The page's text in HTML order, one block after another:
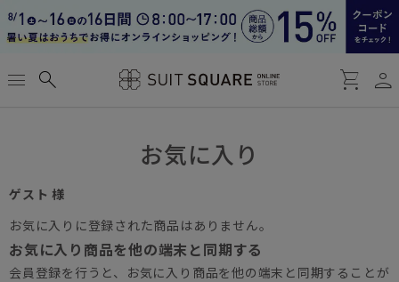
menu search shopping_cart person
お気に入り
ゲスト 様
お気に入りに登録された商品はありません。
お気に入り商品を他の端末と同期する
会員登録を行うと、お気に入り商品を他の端末と同期することが